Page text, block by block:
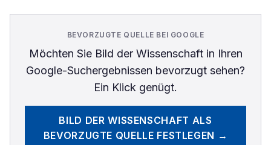
BEVORZUGTE QUELLE BEI GOOGLE
Möchten Sie Bild der Wissenschaftin Ihren
Google-Suchergebnissen bevorzugt sehen?
Ein Klick genügt.
BILD DER WISSENSCHAFT ALS
BEVORZUGTE QUELLE FESTLEGEN →